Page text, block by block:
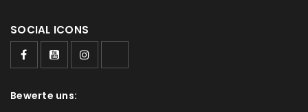
SOCIAL ICONS
Bewerte uns: